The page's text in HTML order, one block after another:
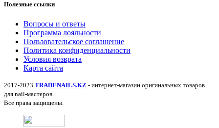
Полезные ссылки
Вопросы и ответы
Программа лояльности
Пользовательское соглашение
Политика конфиденциальности
Условия возврата
Карта сайта
2017-2023 TRADENAILS.KZ - интернет-магазин оригинальных товаров
для nail-мастеров.
Все права защищены.